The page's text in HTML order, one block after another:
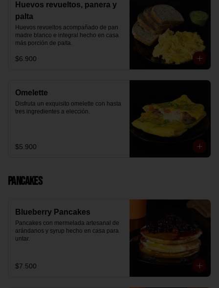
Huevos revueltos, panera y
palta
Huevos revueltos acompañado de pan
madre blanco e integral hecho en casa
más porción de palta.
$6.900
Omelette
Disfruta un exquisito omelette con hasta
tres ingredientes a elección.
$5.900
Pancakes
Blueberry Pancakes
Pancakes con mermelada artesanal de
arándanos y syrup hecho en casa para
untar.
$7.500